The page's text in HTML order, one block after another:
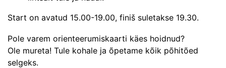
Start on avatud 15.00-19.00, finiš suletakse 19.30.
Pole varem orienteerumiskaarti käes hoidnud?
Ole mureta! Tule kohale ja õpetame kõik põhitõed
selgeks.